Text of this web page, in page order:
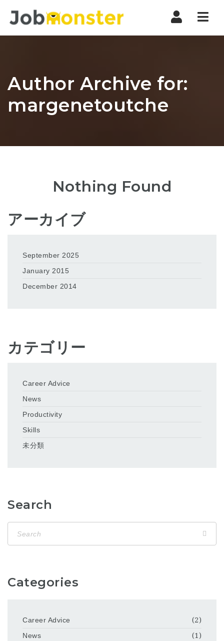
Author Archive for:
margenetoutche
Nothing Found
アーカイブ
September 2025
January 2015
December 2014
カテゴリー
Career Advice
News
Productivity
Skills
未分類
Search
Categories
Career Advice
(2)
News
(1)